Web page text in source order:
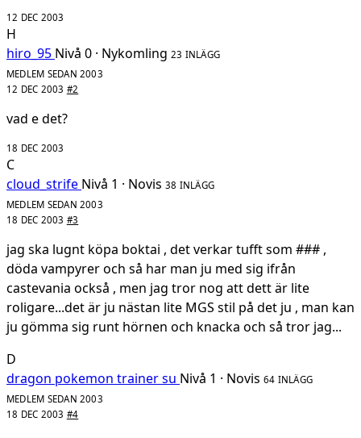
12 DEC 2003
H
hiro_95 Nivå 0 · Nykomling 23 INLÄGG
MEDLEM SEDAN 2003
12 DEC 2003 #2
vad e det?
18 DEC 2003
C
cloud_strife Nivå 1 · Novis 38 INLÄGG
MEDLEM SEDAN 2003
18 DEC 2003 #3
jag ska lugnt köpa boktai , det verkar tufft som ### ,
döda vampyrer och så har man ju med sig ifrån
castevania också , men jag tror nog att dett är lite
roligare...det är ju nästan lite MGS stil på det ju , man kan
ju gömma sig runt hörnen och knacka och så tror jag...
D
dragon pokemon trainer su Nivå 1 · Novis 64 INLÄGG
MEDLEM SEDAN 2003
18 DEC 2003 #4